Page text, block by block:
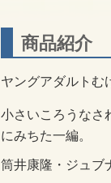
商品紹介
ヤングアダルトむ
小さいころうなさ
にみちた一編。
筒井康隆・ジュブ